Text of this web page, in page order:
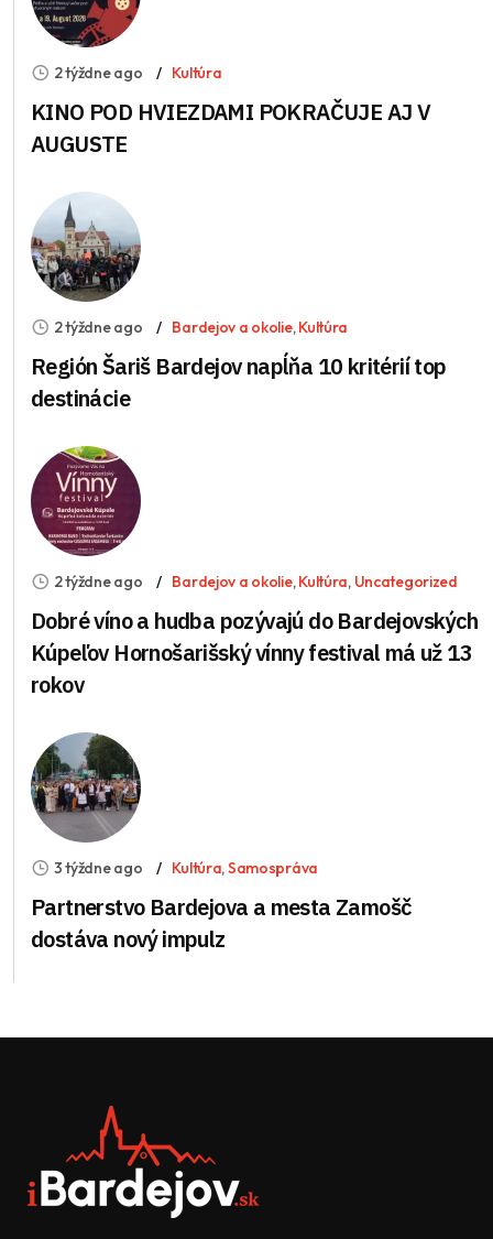
2 týždne ago Kultúra
KINO POD HVIEZDAMI POKRAČUJE AJ V
AUGUSTE
2 týždne ago Bardejov a okolie,Kultúra
Región Šariš Bardejov napĺňa 10 kritérií top
destinácie
2 týždne ago Bardejov a okolie,Kultúra, Uncategorized
Dobré víno a hudba pozývajú do Bardejovských
Kúpeľov Hornošarišský vínny festival má už 13
rokov
3 týždne ago Kultúra,Samospráva
Partnerstvo Bardejova a mesta Zamošč
dostáva nový impulz